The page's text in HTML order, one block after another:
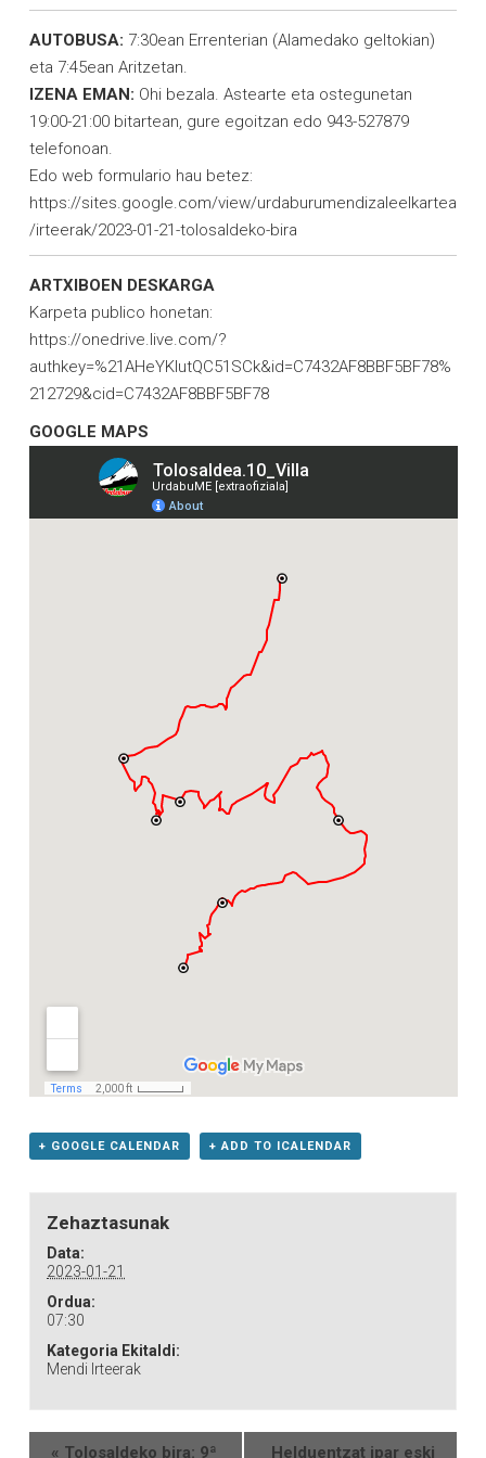
AUTOBUSA: 7:30ean Errenterian (Alamedako geltokian)
eta 7:45ean Aritzetan.
IZENA EMAN: Ohi bezala. Astearte eta ostegunetan
19:00-21:00 bitartean, gure egoitzan edo 943-527879
telefonoan.
Edo web formulario hau betez:
https://sites.google.com/view/urdaburumendizaleelkartea
/irteerak/2023-01-21-tolosaldeko-bira
ARTXIBOEN DESKARGA
Karpeta publico honetan:
https://onedrive.live.com/?
authkey=%21AHeYKlutQC51SCk&id=C7432AF8BBF5BF78%
212729&cid=C7432AF8BBF5BF78
GOOGLE MAPS
+ GOOGLE CALENDAR + ADD TO ICALENDAR
Zehaztasunak
Data:
2023-01-21
Ordua:
07:30
Kategoria Ekitaldi:
Mendi Irteerak
« Tolosaldeko bira: 9ª Helduentzat ipar eski